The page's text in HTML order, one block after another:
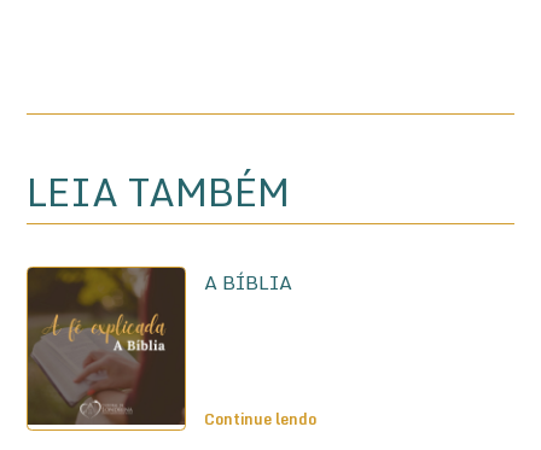
LEIA TAMBÉM
A BÍBLIA
Continue lendo